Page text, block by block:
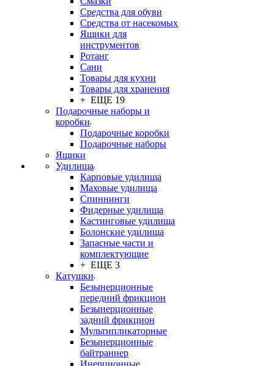
Средства для обуви
Средства от насекомых
Ящики для
инструментов
Ротанг
Сани
Товары для кухни
Товары для хранения
+ ЕЩЕ 19
Подарочные наборы и
коробки
Подарочные коробки
Подарочные наборы
Ящики
Удилища
Карповые удилища
Маховые удилища
Спиннинги
Фидерные удилища
Кастинговые удилища
Болонские удилища
Запасные части и
комплектующие
+ ЕЩЕ 3
Катушки
Безынерционные
передний фрикцион
Безынерционные
задний фрикцион
Мультипликаторные
Безынерционные
байтраннер
Инерционные